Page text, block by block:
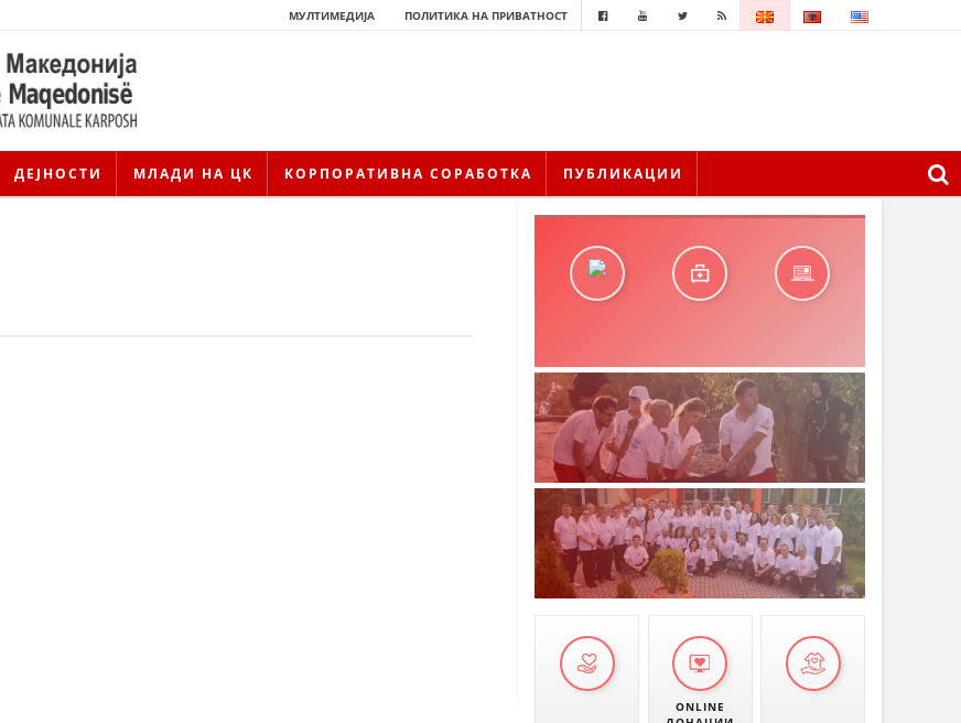
МУЛТИМЕДИЈА ПОЛИТИКА НА ПРИВАТНОСТ
ДЕЈНОСТИ МЛАДИ НА ЦК КОРПОРАТИВНА СОРАБОТКА ПУБЛИКАЦИИ
ONLINE